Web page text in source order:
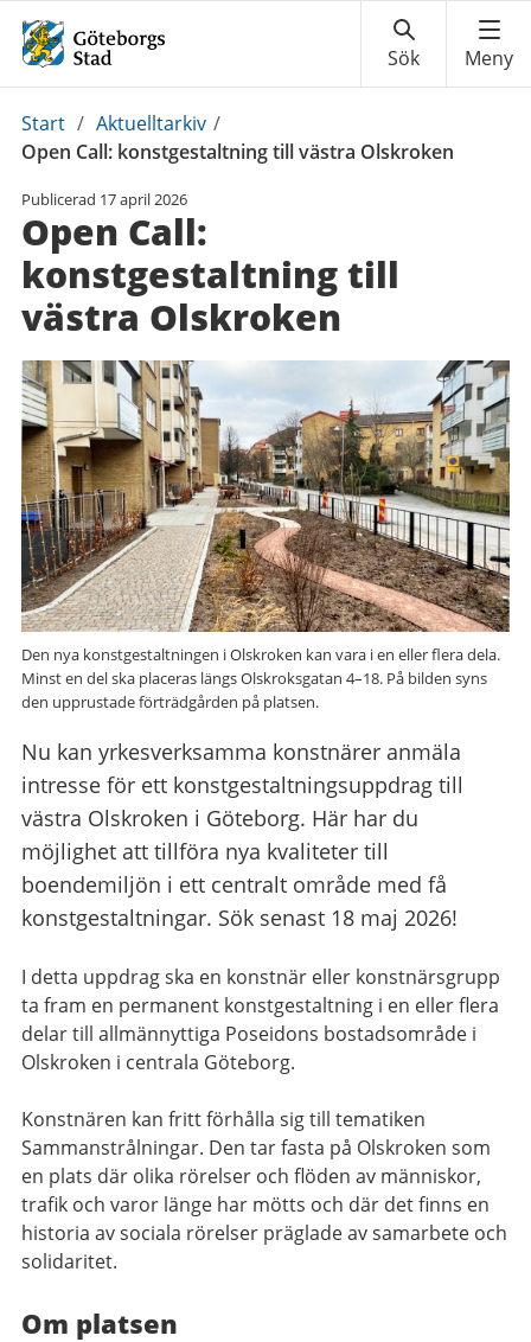
Du
är
Start / Aktuelltarkiv /
Open Call: konstgestaltning till västra Olskroken
Publicerad 17 april 2026
Open Call:
konstgestaltning till
västra Olskroken
Den nya konstgestaltningen i Olskroken kan vara i en eller flera dela.
Minst en del ska placeras längs Olskroksgatan 4–18. På bilden syns
den upprustade förträdgården på platsen.
Nu kan yrkesverksamma konstnärer anmäla
intresse för ett konstgestaltningsuppdrag till
västra Olskroken i Göteborg. Här har du
möjlighet att tillföra nya kvaliteter till
boendemiljön i ett centralt område med få
konstgestaltningar. Sök senast 18 maj 2026!
I detta uppdrag ska en konstnär eller konstnärsgrupp
ta fram en permanent konstgestaltning i en eller flera
delar till allmännyttiga Poseidons bostadsområde i
Olskroken i centrala Göteborg.
Konstnären kan fritt förhålla sig till tematiken
Sammanstrålningar. Den tar fasta på Olskroken som
en plats där olika rörelser och flöden av människor,
trafik och varor länge har mötts och där det finns en
historia av sociala rörelser präglade av samarbete och
solidaritet.
Om platsen